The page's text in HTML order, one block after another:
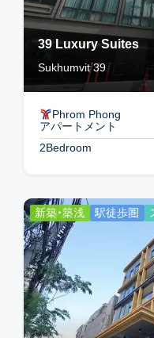
39 Luxury Suites
Sukhumvit 39
Phrom Phong
アパートメント
2Bedroom
新築・築浅 駅徒歩圏